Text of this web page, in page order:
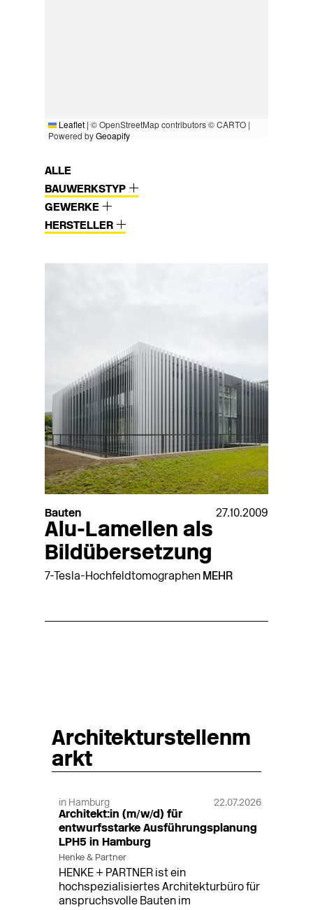
Leaflet | © OpenStreetMap contributors © CARTO |
Powered byGeoapify
ALLE
BAUWERKSTYP
GEWERKE
HERSTELLER
Bauten 27.10.2009
Alu-Lamellen als
Bildübersetzung
7-Tesla-Hochfeldtomographen MEHR
Architekturstellenm
arkt
in Hamburg 22.07.2026
Architekt:in (m/w/d) für
entwurfsstarke Ausführungsplanung
LPH5 in Hamburg
Henke & Partner
HENKE + PARTNER ist ein
hochspezialisiertes Architekturbüro für
anspruchsvolle Bauten im